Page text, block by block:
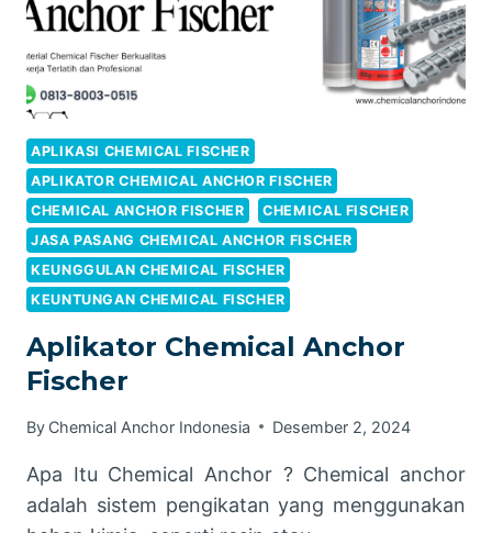
APLIKASI CHEMICAL FISCHER
APLIKATOR CHEMICAL ANCHOR FISCHER
CHEMICAL ANCHOR FISCHER
CHEMICAL FISCHER
JASA PASANG CHEMICAL ANCHOR FISCHER
KEUNGGULAN CHEMICAL FISCHER
KEUNTUNGAN CHEMICAL FISCHER
Aplikator Chemical Anchor
Fischer
By Chemical Anchor Indonesia Desember 2, 2024
Apa Itu Chemical Anchor ? Chemical anchor
adalah sistem pengikatan yang menggunakan